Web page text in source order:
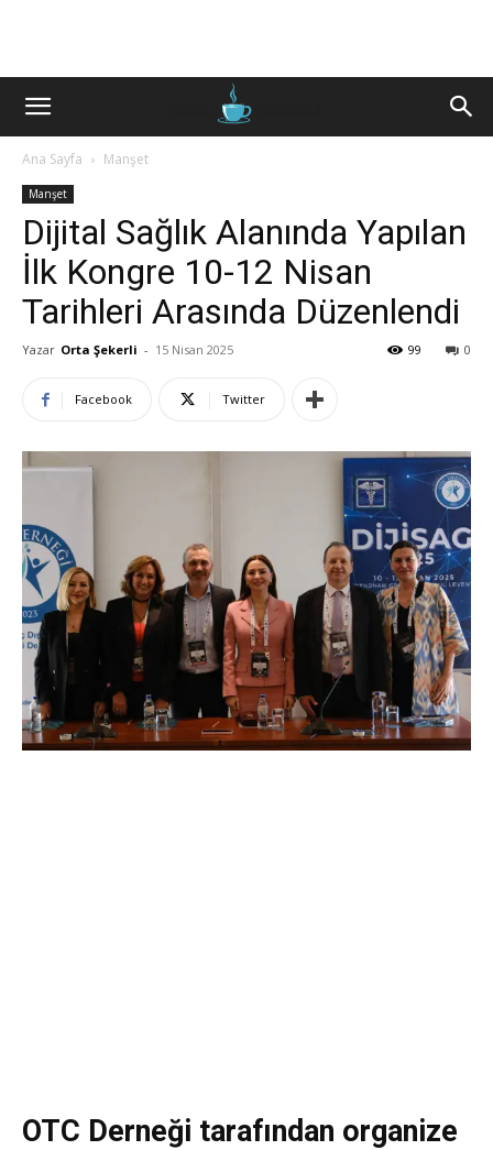
Ana Sayfa Manşet
Manşet
Dijital Sağlık Alanında Yapılan
İlk Kongre 10-12 Nisan
Tarihleri Arasında Düzenlendi
Yazar Orta Şekerli - 15 Nisan 2025 0
99
Facebook Twitter
OTC Derneği tarafından organize